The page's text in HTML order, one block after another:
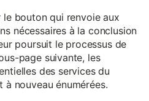
le bouton qui renvoie aux
nécessaires à la conclusion
poursuit le processus de
page suivante, les
des services du
nouveau énumérées.